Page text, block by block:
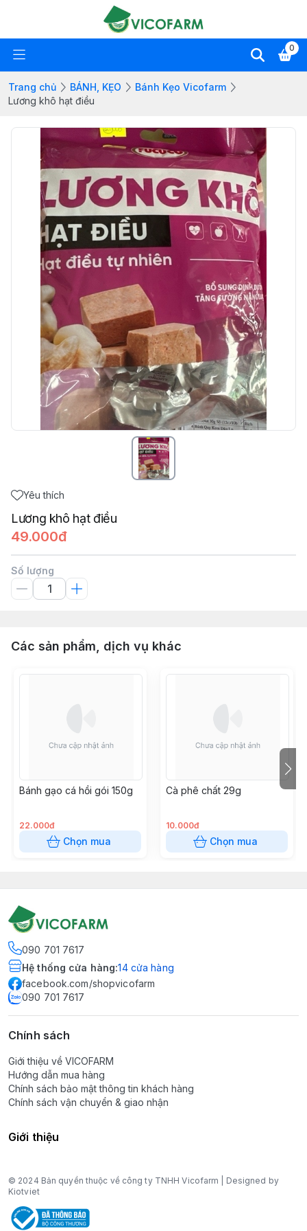
0
Trang chủ BÁNH, KẸO
Bánh Kẹo Vicofarm
Lương khô hạt điều
Yêu thích
Lương khô hạt điều
49.000đ
Số lượng
Các sản phẩm, dịch vụ khác
Bánh gạo cá hồi gói 150g
22.000đ
Chọn mua
Cà phê chất 29g
10.000đ
Chọn mua
090 701 7617
Hệ thống cửa hàng:14 cửa hàng
facebook.com/shopvicofarm
090 701 7617
Chính sách
Giới thiệu về VICOFARM
Hướng dẫn mua hàng
Chính sách bảo mật thông tin khách hàng
Chính sách vận chuyển & giao nhận
Giới thiệu
© 2024 Bản quyền thuộc về công ty TNHH Vicofarm | Designed by
Kiotviet